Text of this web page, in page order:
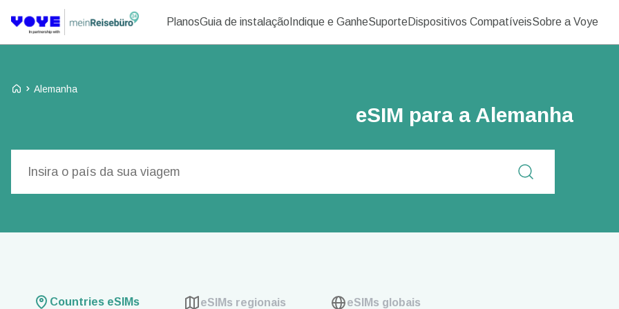
PlanosGuia de instalação Indique e GanheSuporteDispositivos CompatíveisSobre a Voye
Voye Homepage
Alemanha
eSIM para a Alemanha
Countries eSIMs eSIMs regionais eSIMs globais